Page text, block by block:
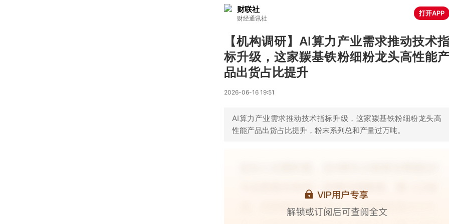
财联社
财经通讯社
打开APP
【机构调研】AI算力产业需求推动技术指
标升级，这家羰基铁粉细粉龙头高性能产
品出货占比提升
2026-06-16 19:51
AI算力产业需求推动技术指标升级，这家羰基铁粉细粉龙头高
性能产品出货占比提升，粉末系列总和产量过万吨。